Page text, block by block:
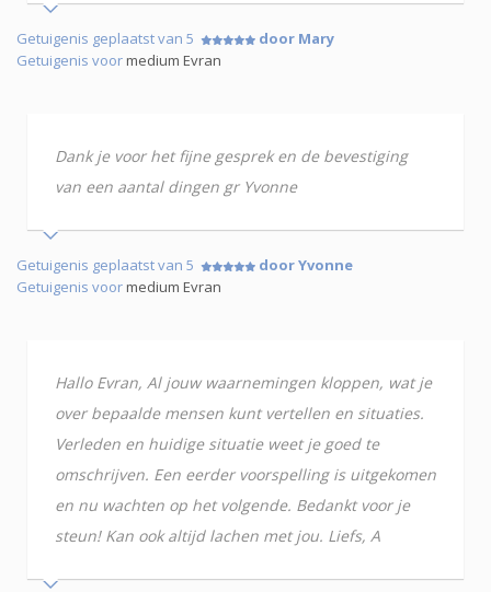
Getuigenis geplaatst van 5
door Mary
Getuigenis voormedium Evran
Dank je voor het fijne gesprek en de bevestiging
van een aantal dingen gr Yvonne
Getuigenis geplaatst van 5
door Yvonne
Getuigenis voormedium Evran
Hallo Evran, Al jouw waarnemingen kloppen, wat je
over bepaalde mensen kunt vertellen en situaties.
Verleden en huidige situatie weet je goed te
omschrijven. Een eerder voorspelling is uitgekomen
en nu wachten op het volgende. Bedankt voor je
steun! Kan ook altijd lachen met jou. Liefs, A